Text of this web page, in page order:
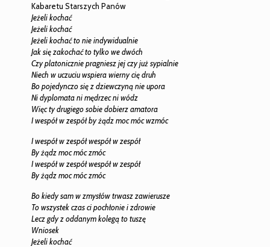
Kabaretu Starszych Panów
Jeżeli kochać
Jeżeli kochać
Jeżeli kochać to nie indywidualnie
Jak się zakochać to tylko we dwóch
Czy platonicznie pragniesz jej czy już sypialnie
Niech w uczuciu wspiera wierny cię druh
Bo pojedynczo się z dziewczyną nie upora
Ni dyplomata ni mędrzec ni wódz
Więc ty drugiego sobie dobierz amatora
I wespół w zespół by żądz moc móc wzmóc
I wespół w zespół wespół w zespół
By żądz moc móc zmóc
I wespół w zespół wespół w zespół
By żądz moc móc zmóc
Bo kiedy sam w zmysłów trwasz zawierusze
To wszystek czas ci pochłonie i zdrowie
Lecz gdy z oddanym kolegą to tuszę
Wniosek
Jeżeli kochać